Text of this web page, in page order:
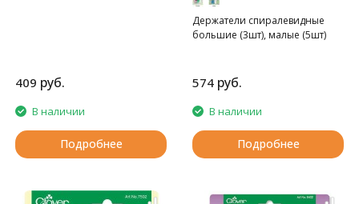
409 руб.
В наличии
Подробнее
Держатели спиралевидные
большие (3шт), малые (5шт)
574 руб.
В наличии
Подробнее